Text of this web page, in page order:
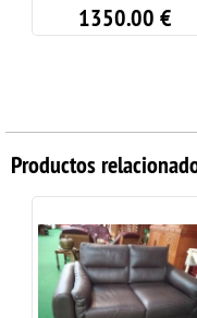
1350.00 €
Productos